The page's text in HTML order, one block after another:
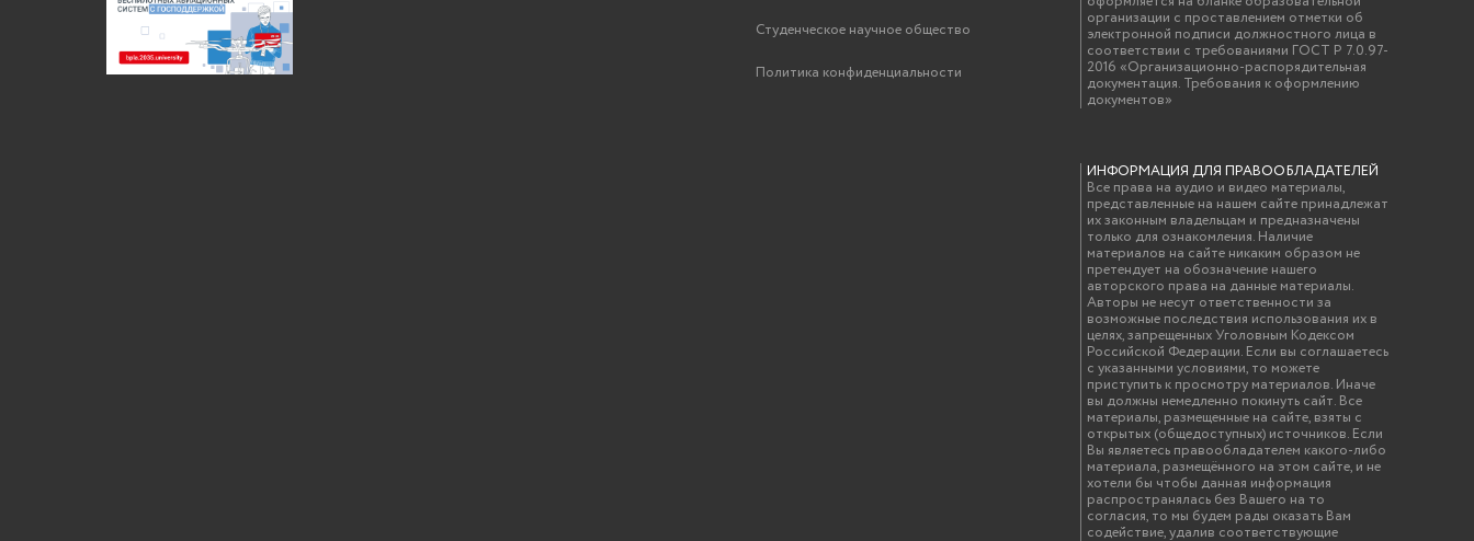
Студенческое научное общество
Политика конфиденциальности
организации с проставлением отметки об
электронной подписи должностного лица в
соответствии с требованиями ГОСТ Р 7.0.97-
2016 «Организационно-распорядительная
документация. Требования к оформлению
документов»
ИНФОРМАЦИЯ ДЛЯ ПРАВООБЛАДАТЕЛЕЙ
Все права на аудио и видео материалы,
представленные на нашем сайте принадлежат
их законным владельцам и предназначены
только для ознакомления. Наличие
материалов на сайте никаким образом не
претендует на обозначение нашего
авторского права на данные материалы.
Авторы не несут ответственности за
возможные последствия использования их в
целях, запрещенных Уголовным Кодексом
Российской Федерации. Если вы соглашаетесь
с указанными условиями, то можете
приступить к просмотру материалов. Иначе
вы должны немедленно покинуть сайт. Все
материалы, размещенные на сайте, взяты с
открытых (общедоступных) источников. Если
Вы являетесь правообладателем какого-либо
материала, размещённого на этом сайте, и не
хотели бы чтобы данная информация
распространялась без Вашего на то
согласия, то мы будем рады оказать Вам
содействие, удалив соответствующие